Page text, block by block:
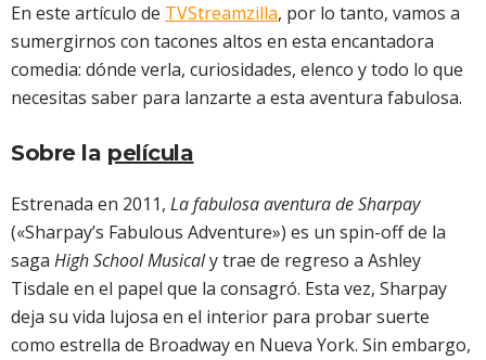
En este artículo de TVStreamzilla, por lo tanto, vamos a
sumergirnos con tacones altos en esta encantadora
comedia: dónde verla, curiosidades, elenco y todo lo que
necesitas saber para lanzarte a esta aventura fabulosa.
Sobre la película
Estrenada en 2011, La fabulosa aventura de Sharpay
(«Sharpay’s Fabulous Adventure») es un spin-off de la
saga High School Musicaly trae de regreso a Ashley
Tisdale en el papel que la consagró. Esta vez, Sharpay
deja su vida lujosa en el interior para probar suerte
como estrella de Broadway en Nueva York. Sin embargo,